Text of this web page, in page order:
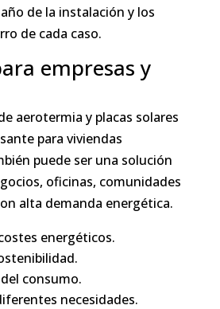
de la instalación y los
de cada caso.
empresas y
aerotermia y placas solares
para viviendas
puede ser una solución
oficinas, comunidades
alta demanda energética.
energéticos.
consumo.
necesidades.